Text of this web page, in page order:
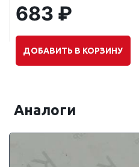
683 ₽
ДОБАВИТЬ В КОРЗИНУ
Аналоги